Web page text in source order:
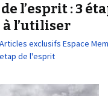
l’esprit : 3
l’utiliser
Articles exclusifs Espace
de l'esprit